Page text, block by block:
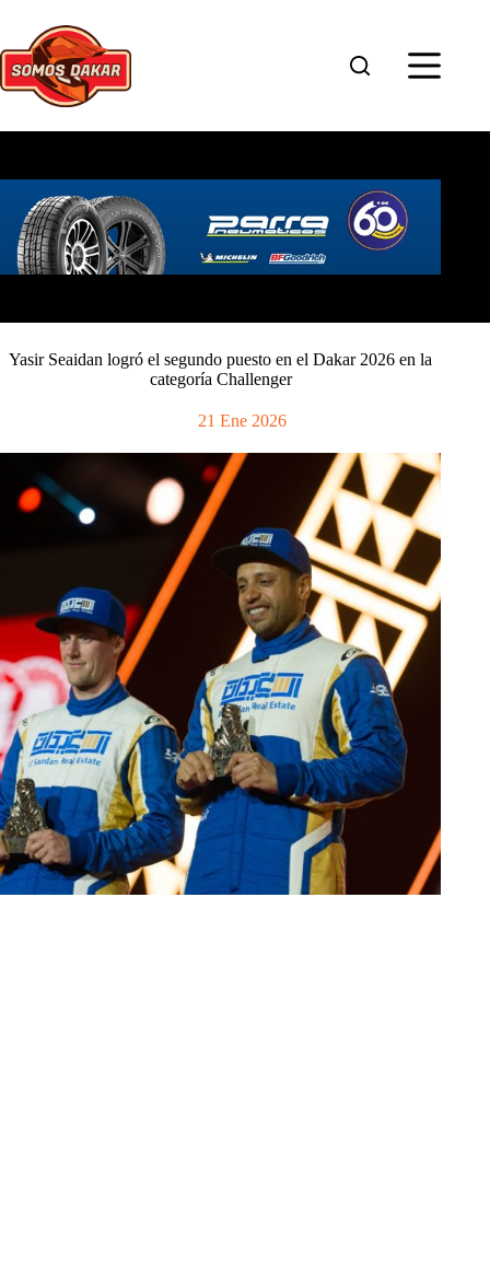
contenido
Yasir Seaidan logró el segundo puesto en el Dakar 2026 en la
categoría Challenger
21 Ene 2026